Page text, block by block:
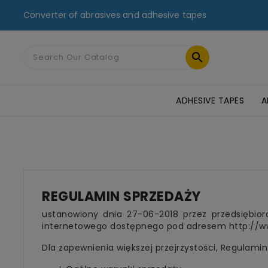
Converter of abrasives and adhesive tapes

ADHESIVE TAPES
REGULAMIN SPRZEDAŻY
ustanowiony dnia 27-06-2018 przez
internetowego dostępnego pod adresem http://
Dla zapewnienia większej przejrzystości,